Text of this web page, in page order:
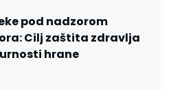
pod nadzorom
Cilj zaštita zdravlja
hrane